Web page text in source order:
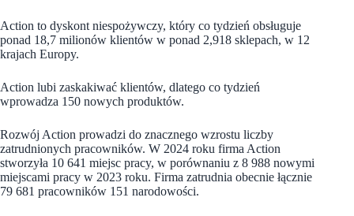
Action to dyskont niespożywczy, który co tydzień obsługuje
ponad 18,7 milionów klientów w ponad 2,918 sklepach, w 12
krajach Europy.
Action lubi zaskakiwać klientów, dlatego co tydzień
wprowadza 150 nowych produktów.
Rozwój Action prowadzi do znacznego wzrostu liczby
zatrudnionych pracowników. W 2024 roku firma Action
stworzyła 10 641 miejsc pracy, w porównaniu z 8 988 nowymi
miejscami pracy w 2023 roku. Firma zatrudnia obecnie łącznie
79 681 pracowników 151 narodowości.